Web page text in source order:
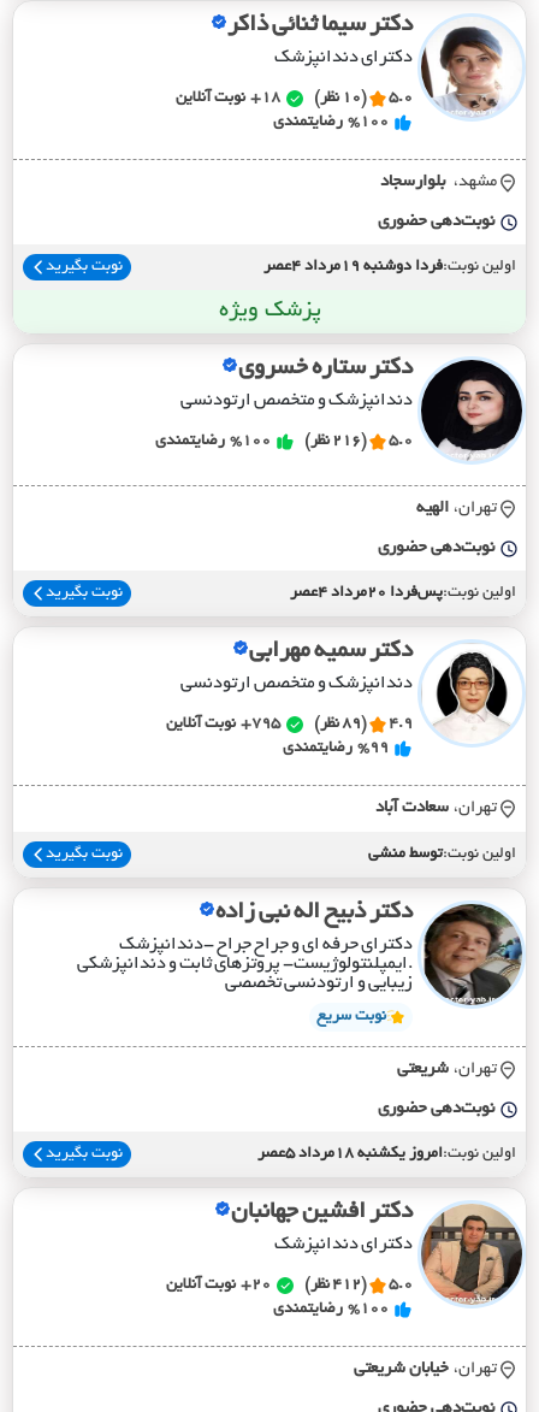
دکتر سیما ثنائی ذاکر
دکترای دندانپزشک
5.0 (10 نظر) 18+
نوبت آنلاین
%100 رضایتمندی
مشهد، بلوارسجاد
نوبت‌دهی حضوری
اولین نوبت:فردا دوشنبه 19مرداد 4عصر نوبت بگیرید
پزشک ویژه
دکتر ستاره خسروی
دندانپزشک و متخصص ارتودنسی
5.0 (216 نظر) %100 رضایتمندی
تهران، الهيه
نوبت‌دهی حضوری
اولین نوبت:پس‌فردا 20مرداد 4عصر نوبت بگیرید
دکتر سمیه مهرابی
دندانپزشک و متخصص ارتودنسی
4.9 (89 نظر) 795+
نوبت آنلاین
%99 رضایتمندی
تهران، سعادت آباد
اولین نوبت:توسط منشی نوبت بگیرید
دکتر ذبیح اله نبی زاده
دکترای حرفه ای و جراح جراح -دندانپزشک
.ایمپلنتولوژیست- پروتزهای ثابت و دندانپزشکی
زیبایی و ارتودنسی تخصصی
نوبت سریع
تهران، شريعتي
نوبت‌دهی حضوری
اولین نوبت:امروز یکشنبه 18مرداد 5عصر نوبت بگیرید
دکتر افشین جهانبان
دکترای دندانپزشک
5.0 (412 نظر) 20+
نوبت آنلاین
%100 رضایتمندی
تهران، خيابان شريعتي